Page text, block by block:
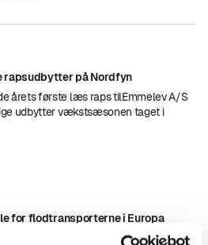
rapsudbytter på Nordfyn
årets første læs raps tilEmmelev A/S
udbytter vækstsæsonen taget i
for flodtransporterne i Europa
middel til at dekarbonisere den